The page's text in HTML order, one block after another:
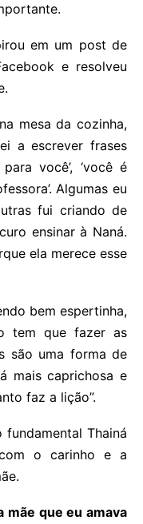
em um post de
e resolveu
mesa da cozinha,
a escrever frases
você’, ‘você é
Algumas eu
fui criando de
ensinar à Naná.
ela merece esse
bem espertinha,
tem que fazer as
são uma forma de
mais caprichosa e
faz a lição”.
Thainá
o carinho e a
mãe que eu amava